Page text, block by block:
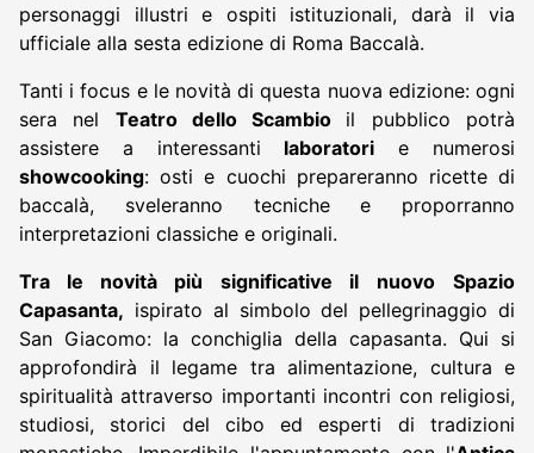
personaggi illustri e ospiti istituzionali, darà il via
ufficiale alla sesta edizione di Roma Baccalà.
Tanti i focus e le novità di questa nuova edizione: ogni
sera nel Teatro dello Scambio il pubblico potrà
assistere a interessanti laboratori e numerosi
showcooking: osti e cuochi prepareranno ricette di
baccalà, sveleranno tecniche e proporranno
interpretazioni classiche e originali.
Tra le novità più significative il
nuovo
Spazio
Capasanta, ispirato al simbolo del pellegrinaggio di
San Giacomo: la conchiglia della capasanta. Qui si
approfondirà il legame tra alimentazione, cultura e
spiritualità attraverso importanti incontri con religiosi,
studiosi, storici del cibo ed esperti di tradizioni